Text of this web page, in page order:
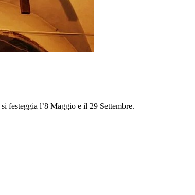
festeggia l’8 Maggio e il 29 Settembre.